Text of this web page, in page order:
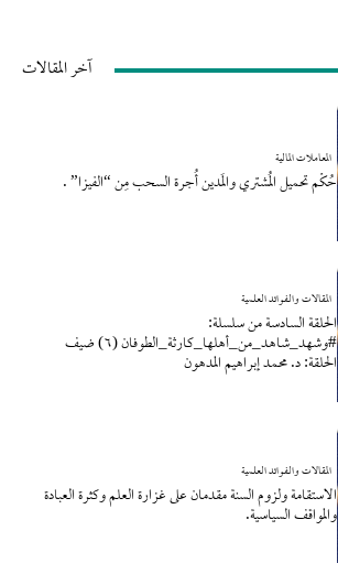
آخر المقالات
المعاملات المالية
حُكْم تحميل المُشتري والمَدين أُجرة السحب مِن “الفيزا” .
المقالات والفوائد العلمية
الحلقة السادسة من سلسلة:
#وشهد_شاهد_من_أهلها_كارثة_الطوفان (٦) ضيف
الحلقة: د. محمد إبراهيم المدهون
المقالات والفوائد العلمية
الاستقامة ولزوم السنة مقدمان على غزارة العلم وكثرة العبادة
والمواقف السياسية.